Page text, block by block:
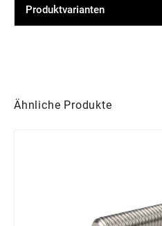
Produktvarianten
Produktgalerie überspringen
Ähnliche Produkte